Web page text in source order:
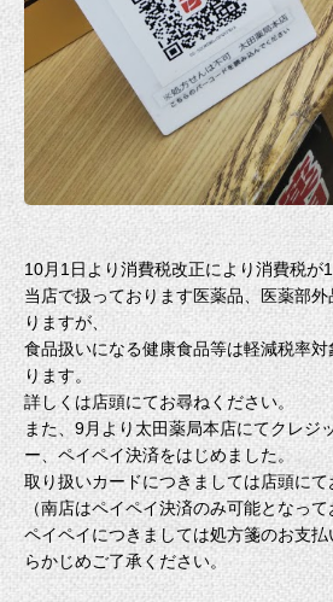
10月1日より消費税改正により消費税が
当店で扱っております医薬品、医薬部
りますが、
食品扱いになる健康食品等は軽減税率
ります。
詳しくは店頭にてお尋ねください。
また、9月より太田薬局本店にてクレジ
ー、ペイペイ決済をはじめました。
取り扱いカードにつきましては店頭にて
（南店はペイペイ決済のみ可能となっ
ペイペイにつきましては処方箋のお支
らかじめご了承ください。